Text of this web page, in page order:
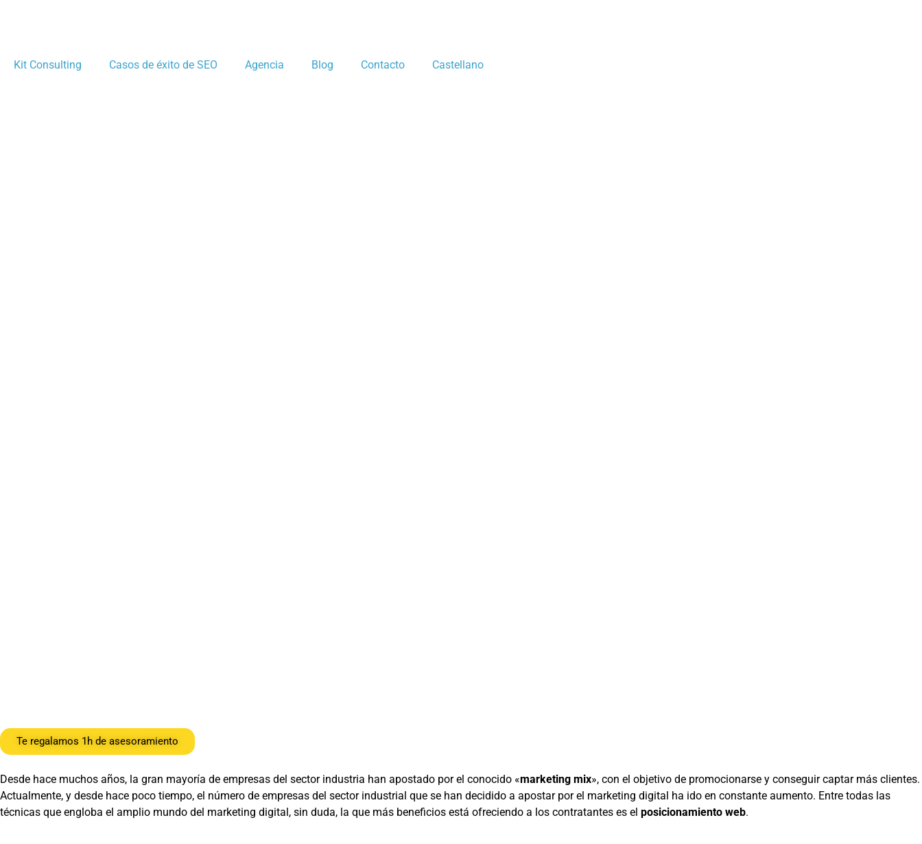
Kit Consulting Casos de éxito de SEO Agencia Blog Contacto Castellano
Te regalamos 1h de asesoramiento
Desde hace muchos años, la gran mayoría de empresas del sector industria han apostado por el conocido «marketing mix», con el objetivo de promocionarse y conseguir captar más clientes.
Actualmente, y desde hace poco tiempo, el número de empresas del sector industrial que se han decidido a apostar por el marketing digital ha ido en constante aumento. Entre todas las
técnicas que engloba el amplio mundo del marketing digital, sin duda, la que más beneficios está ofreciendo a los contratantes es el posicionamiento web.